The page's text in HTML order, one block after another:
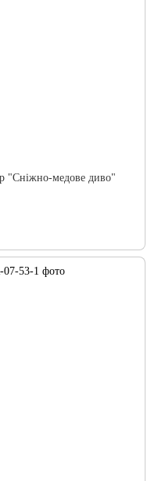
"Сніжно-медове диво"